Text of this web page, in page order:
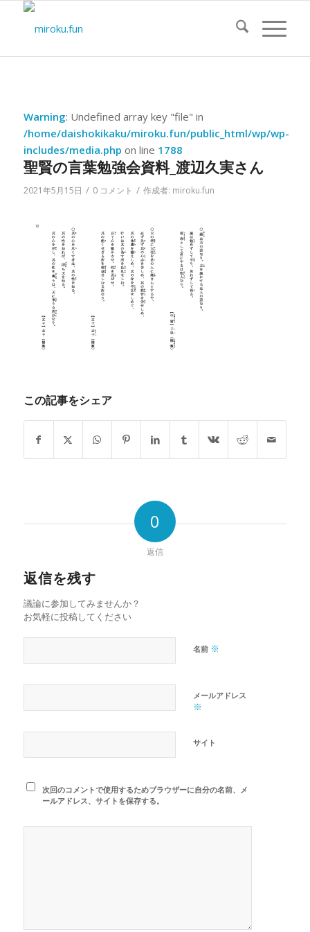
Warning: Undefined array key "file" in
/home/daishokikaku/miroku.fun/public_html/wp/wp-
includes/media.php on line 1788
聖賢の言葉勉強会資料_渡辺久実さん
2021年5月15日 / 0 コメント / 作成者: miroku.fun
この記事をシェア
0
返信
返信を残す
議論に参加してみませんか？
お気軽に投稿してください
名前 ※
メールアドレス
※
サイト
次回のコメントで使用するためブラウザーに自分の名前、メ
ールアドレス、サイトを保存する。